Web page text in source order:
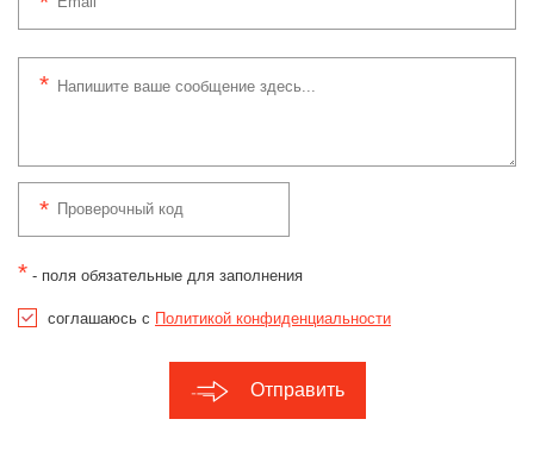
* - поля обязательные для заполнения
соглашаюсь с Политикой конфиденциальности
Отправить